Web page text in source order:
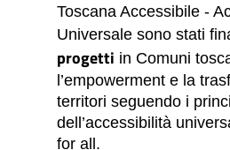
Toscana Accessibile -
Universale sono stati
progetti in Comuni
l’empowerment e la
territori seguendo i
dell’accessibilità
for all.